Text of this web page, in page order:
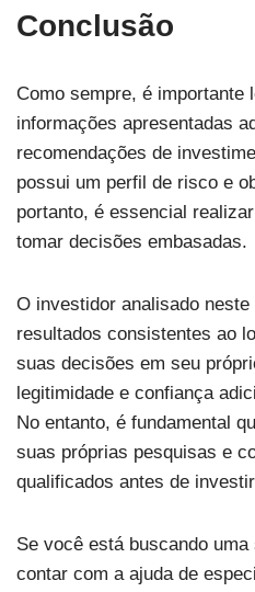
Conclusão
Como sempre, é importante
informações apresentadas
recomendações de
possui um perfil de risco e
portanto, é essencial
tomar decisões embasadas.
O investidor analisado
resultados consistentes ao
suas decisões em seu
legitimidade e confiança
No entanto, é fundamental
suas próprias pesquisas e
qualificados antes de
Se você está buscando
contar com a ajuda de